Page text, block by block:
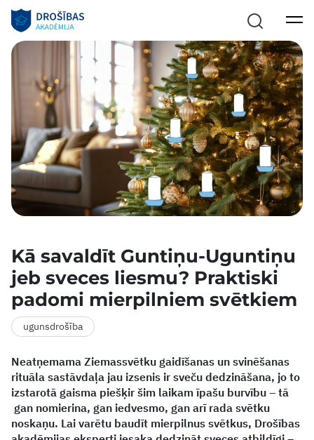
Kā savaldīt Guntiņu-Uguntiņu
jeb sveces liesmu? Praktiski
padomi mierpilniem svētkiem
ugunsdrošība
Neatņemama Ziemassvētku gaidīšanas un svinēšanas
rituāla sastāvdaļa jau izsenis ir sveču dedzināšana, jo to
izstarotā gaisma piešķir šim laikam īpašu burvību – tā
gan nomierina, gan iedvesmo, gan arī rada svētku
noskaņu. Lai varētu baudīt mierpilnus svētkus, Drošības